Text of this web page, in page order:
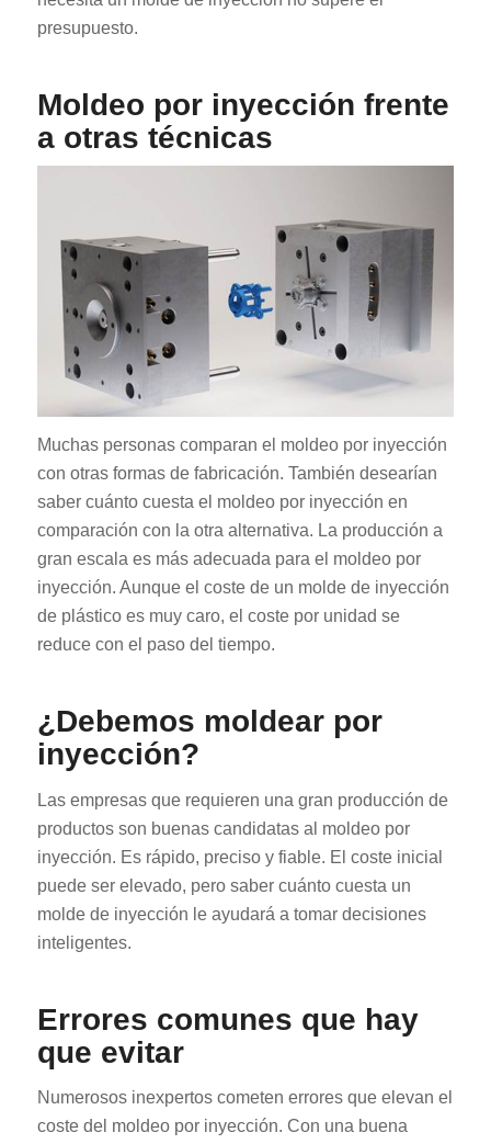
presupuesto.
Moldeo por inyección frente
a otras técnicas
Muchas personas comparan el moldeo por inyección
con otras formas de fabricación. También desearían
saber cuánto cuesta el moldeo por inyección en
comparación con la otra alternativa. La producción a
gran escala es más adecuada para el moldeo por
inyección. Aunque el coste de un molde de inyección
de plástico es muy caro, el coste por unidad se
reduce con el paso del tiempo.
¿Debemos moldear por
inyección?
Las empresas que requieren una gran producción de
productos son buenas candidatas al moldeo por
inyección. Es rápido, preciso y fiable. El coste inicial
puede ser elevado, pero saber cuánto cuesta un
molde de inyección le ayudará a tomar decisiones
inteligentes.
Errores comunes que hay
que evitar
Numerosos inexpertos cometen errores que elevan el
coste del moldeo por inyección. Con una buena